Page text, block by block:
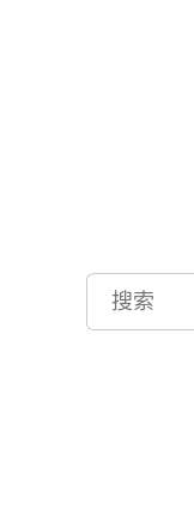
Search
for: